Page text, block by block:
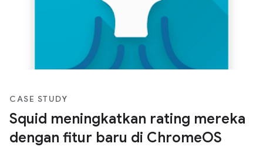
CASE STUDY
Squid meningkatkan rating mereka
dengan fitur baru di ChromeOS